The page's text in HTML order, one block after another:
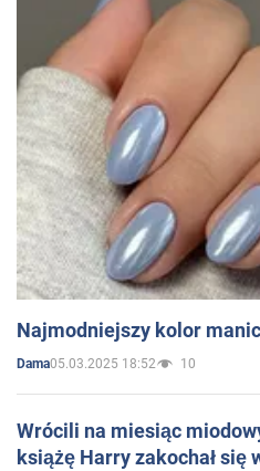
Najmodniejszy kolor
Dama05.03.2025 18:52 10
Wrócili na miesiąc
książę Harry zakochał